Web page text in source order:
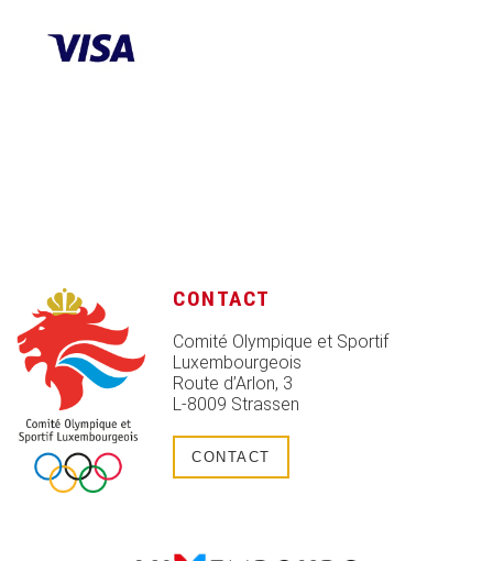
CONTACT
Comité Olympique et Sportif
Luxembourgeois
Route d’Arlon, 3
L-8009 Strassen
CONTACT